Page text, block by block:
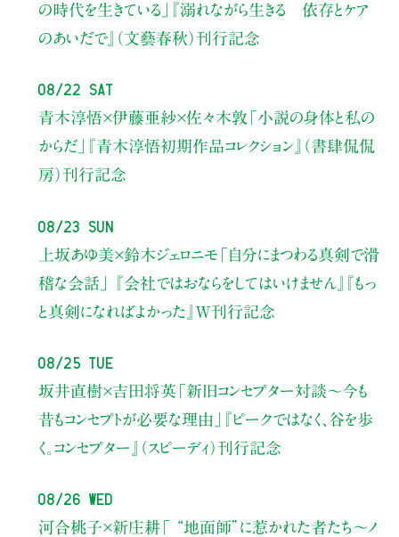
の時代を生きている」
『溺れながら生きる 依存とケア
のあいだで』（文藝春秋）刊行記念
08/22 Sat
青木淳悟×伊藤亜紗×佐々木敦 「小説の身体と私の
からだ」
『青木淳悟初期作品コレクション』（書肆侃侃
房）刊行記念
08/23 Sun
上坂あゆ美×鈴木ジェロニモ 「自分にまつわる真剣で滑
稽な会話」
『会社ではおならをしてはいけません』『もっ
と真剣になればよかった』W刊行記念
08/25 Tue
坂井直樹×吉田将英「新旧コンセプター対談～今も
昔もコンセプトが必要な理由」
『ピークではなく、谷を歩
く。コンセプター』（スピーディ）刊行記念
08/26 Wed
河合桃子×新庄耕「 “地面師”に惹かれた者たち〜ノ